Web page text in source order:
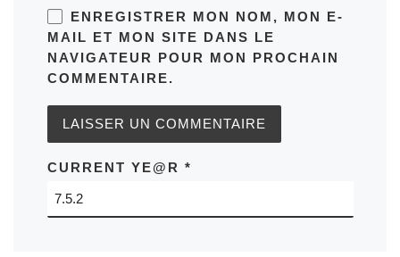
ENREGISTRER MON NOM, MON E-
MAIL ET MON SITE DANS LE
NAVIGATEUR POUR MON PROCHAIN
COMMENTAIRE.
CURRENT YE@R *